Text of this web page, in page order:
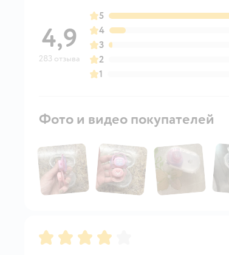
4,9
283 отзыва
5
4
3
2
1
Фото и видео покупателей
Рейтинг:4